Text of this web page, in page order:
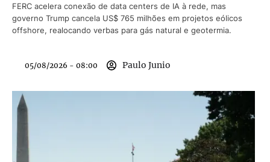
FERC acelera conexão de data centers de IA à rede, mas
governo Trump cancela US$ 765 milhões em projetos eólicos
offshore, realocando verbas para gás natural e geotermia.
05/08/2026 - 08:00 Paulo Junio